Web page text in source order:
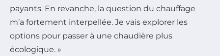
payants. En revanche, la question du chauffage
m’a fortement interpellée. Je vais explorer les
options pour passer à une chaudière plus
écologique. »